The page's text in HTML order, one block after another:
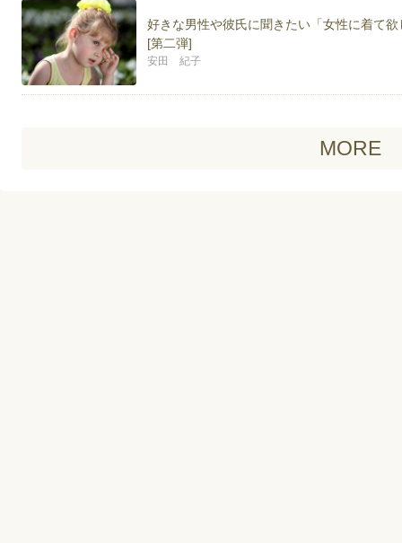
好きな男性や彼氏に聞きたい「女性に着て
[第二弾]
安田 紀子
MORE